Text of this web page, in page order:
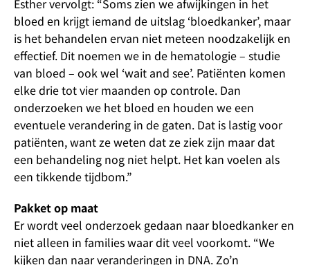
Esther vervolgt: “Soms zien we afwijkingen in het
bloed en krijgt iemand de uitslag ‘bloedkanker’, maar
is het behandelen ervan niet meteen noodzakelijk en
effectief. Dit noemen we in de hematologie – studie
van bloed – ook wel ‘wait and see’. Patiënten komen
elke drie tot vier maanden op controle. Dan
onderzoeken we het bloed en houden we een
eventuele verandering in de gaten. Dat is lastig voor
patiënten, want ze weten dat ze ziek zijn maar dat
een behandeling nog niet helpt. Het kan voelen als
een tikkende tijdbom.”
Pakket op maat
Er wordt veel onderzoek gedaan naar bloedkanker en
niet alleen in families waar dit veel voorkomt. “We
kijken dan naar veranderingen in DNA. Zo’n